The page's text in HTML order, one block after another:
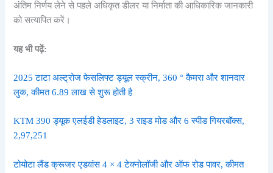
अंतिम निर्णय लेने से पहले अधिकृत डीलर या निर्माता की आधिकारिक जानकारी
को सत्यापित करें।
यह भी पढ़ें:
2025 टाटा अल्ट्रोज फेसलिफ्ट ड्यूल स्क्रीन, 360 ° कैमरा और शानदार
लुक, कीमत 6.89 लाख से शुरू होती है
KTM 390 ड्यूक एलईडी हेडलाइट, 3 राइड मोड और 6 स्पीड गियरबॉक्स,
2,97,251
टोयोटा लैंड क्रूजर एडवांस 4 × 4 टेक्नोलॉजी और ऑफ रोड पावर, कीमत